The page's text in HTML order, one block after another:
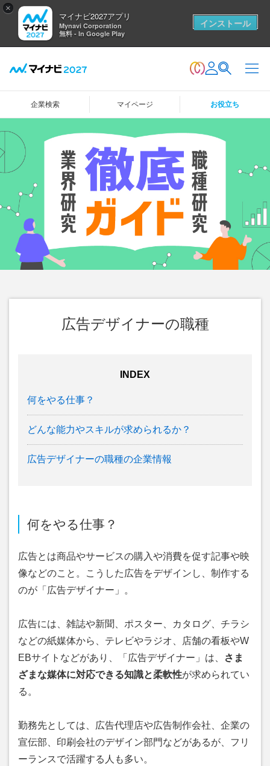
×
マイナビ2027アプリ
Mynavi Corporation
無料 - In Google Play
インストール
企業検索 マイページ お役立ち
広告デザイナーの職種
INDEX
何をやる仕事？
どんな能力やスキルが求められるか？
広告デザイナーの職種の企業情報
何をやる仕事？
広告とは商品やサービスの購入や消費を促す記事や映
像などのこと。こうした広告をデザインし、制作する
のが「広告デザイナー」。
広告には、雑誌や新聞、ポスター、カタログ、チラシ
などの紙媒体から、テレビやラジオ、店舗の看板やW
EBサイトなどがあり、「広告デザイナー」は、
さま
ざまな媒体に対応できる知識と柔軟性が求められてい
る。
勤務先としては、広告代理店や広告制作会社、企業の
宣伝部、印刷会社のデザイン部門などがあるが、フリ
ーランスで活躍する人も多い。